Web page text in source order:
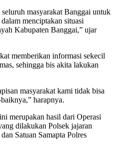
masyarakat Banggai untuk
menciptakan situasi
Kabupaten Banggai,” ujar
memberikan informasi sekecil
sehingga bis akita lakukan
masyarakat kami tidak bisa
harapnya.
merupakan hasil dari Operasi
dilakukan Polsek jajaran
Satuan Samapta Polres